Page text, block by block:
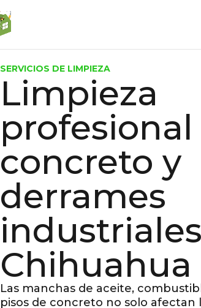
SERVICIOS DE LIMPIEZA
Limpieza
profesional
concreto y
derrames
Chihuahua
Las manchas de aceite,
pisos de concreto no solo afectan